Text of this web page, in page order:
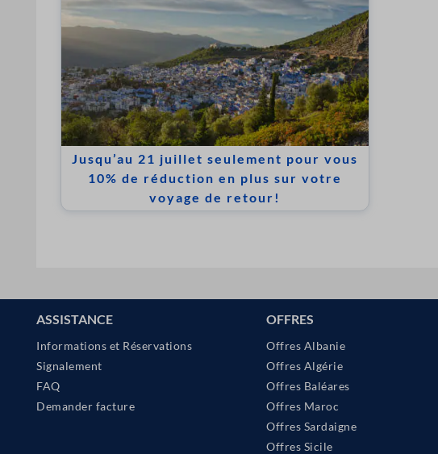
Jusqu’au 21 juillet seulement pour vous
10% de réduction en plus sur votre
voyage de retour!
ASSISTANCE
Informations et Réservations
Signalement
FAQ
Demander facture
OFFRES
Offres Albanie
Offres Algérie
Offres Baléares
Offres Maroc
Offres Sardaigne
Offres Sicile